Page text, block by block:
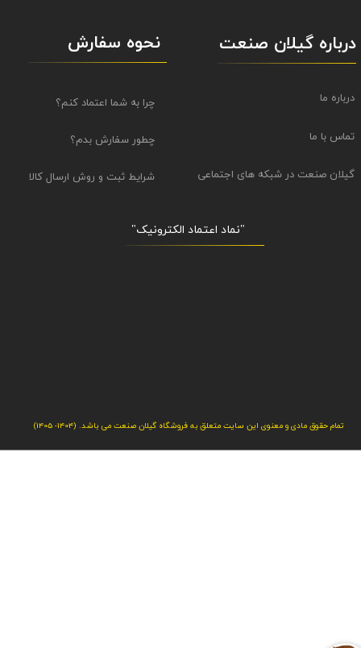
نحوه سفارش
چرا به شما اعتماد کنم؟
چطور سفارش بدم؟
شرایط ثبت و روش ارسال کالا
تمام حقوق مادی و معنوی این سایت متعلق به فروشگاه گیلان صنعت می باشد. (1404- 1405)
"نماد اعتماد الکترونیک​​​​​​​"
درباره گیلان صنعت
درباره ما
تماس با ما
گیلان صنعت در شبکه های اجتماعی